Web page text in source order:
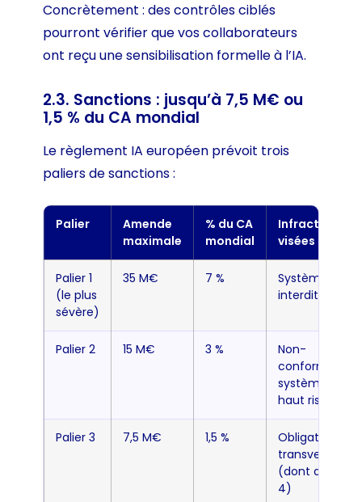
Concrètement : des contrôles ciblés
pourront vérifier que vos collaborateurs
ont reçu une sensibilisation formelle à l’IA.
2.3. Sanctions : jusqu’à 7,5 M€ ou
1,5 % du CA mondial
Le règlement IA européen prévoit trois
paliers de sanctions :
Palier
Amende
maximale
% du CA
mondial
Infractions
visées
Palier 1
(le plus
sévère)
35 M€ 7 %
Systèmes IA
interdits
Palier 2 15 M€ 3 %
Non-
conformité
systèmes
haut risque
Palier 3 7,5 M€ 1,5 %
Obligations
transversales
(dont article
4)